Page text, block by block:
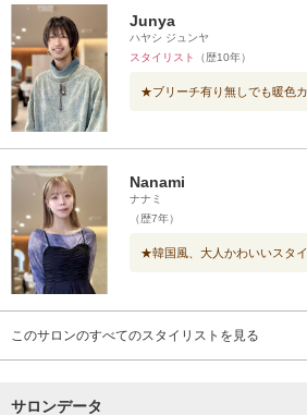
Junya
ハヤシ ジュンヤ
スタイリスト
（歴10年）
★ブリーチ有り無しでも暖色
Nanami
ナナミ
（歴7年）
★韓国風、大人かわいいスタ
このサロンのすべてのスタイリストを見る
サロンデータ